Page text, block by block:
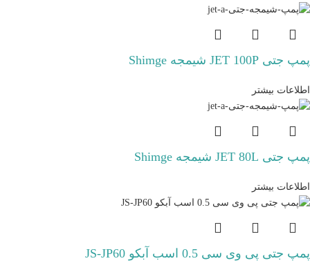
پمپ جتی JET 100P شیمجه Shimge
اطلاعات بیشتر
پمپ جتی JET 80L شیمجه Shimge
اطلاعات بیشتر
پمپ جتی پی وی سی 0.5 اسب آبکو JS-JP60